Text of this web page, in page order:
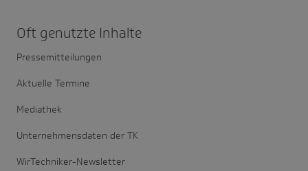
Oft genutzte Inhalte
Pressemitteilungen
Aktuelle Termine
Mediathek
Unternehmensdaten der TK
WirTechniker-Newsletter